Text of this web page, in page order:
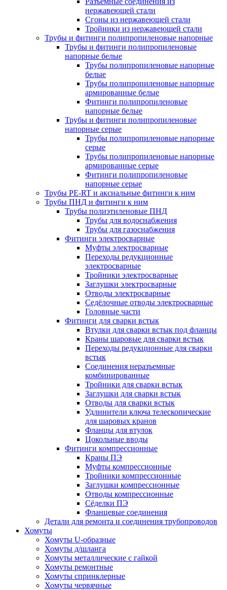
нержавеющей стали
Сгоны из нержавеющей стали
Тройники из нержавеющей стали
Трубы и фитинги полипропиленовые напорные
Трубы и фитинги полипропиленовые
напорные белые
Трубы полипропиленовые напорные
белые
Трубы полипропиленовые напорные
армированные белые
Фитинги полипропиленовые
напорные белые
Трубы и фитинги полипропиленовые
напорные серые
Трубы полипропиленовые напорные
серые
Трубы полипропиленовые напорные
армированные серые
Фитинги полипропиленовые
напорные серые
Трубы PE-RT и аксиальные фитинги к ним
Трубы ПНД и фитинги к ним
Трубы полиэтиленовые ПНД
Трубы для водоснабжения
Трубы для газоснабжения
Фитинги электросварные
Муфты электросварные
Переходы редукционные
электросварные
Тройники электросварные
Заглушки электросварные
Отводы электросварные
Седёлочные отводы электросварные
Головные части
Фитинги для сварки встык
Втулки для сварки встык под фланцы
Краны шаровые для сварки встык
Переходы редукционные для сварки
встык
Соединения неразъемные
комбинированные
Тройники для сварки встык
Заглушки для сварки встык
Отводы для сварки встык
Удлинители ключа телескопические
для шаровых кранов
Фланцы для втулок
Цокольные вводы
Фитинги компрессионные
Краны ПЭ
Муфты компрессионные
Тройники компрессионные
Заглушки компрессионные
Отводы компрессионные
Сёделки ПЭ
Фланцевые соединения
Детали для ремонта и соединения трубопроводов
Хомуты
Хомуты U-образные
Хомуты д/шланга
Хомуты металлические с гайкой
Хомуты ремонтные
Хомуты спринклерные
Хомуты червячные